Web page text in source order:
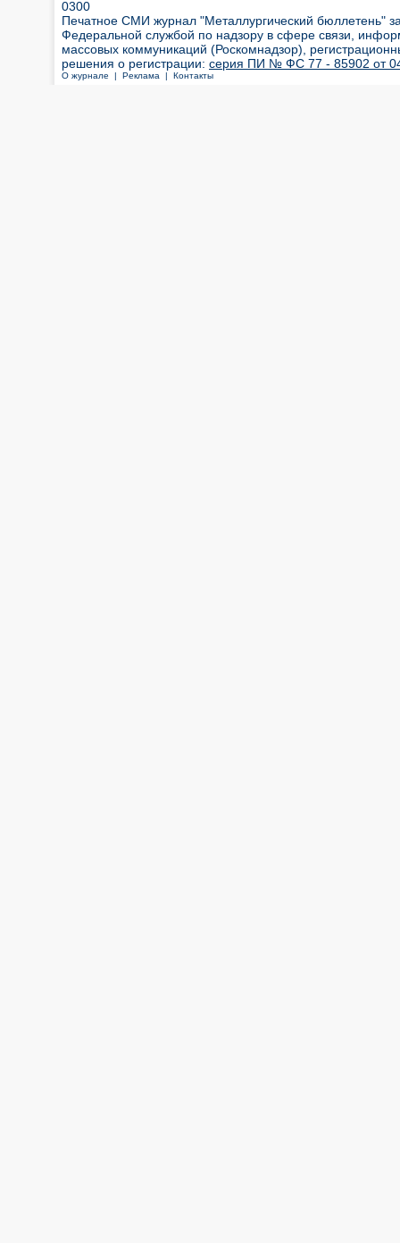
0300
Печатное СМИ журнал "Металлургический бюллетень"
Федеральной службой по надзору в сфере связи,
массовых коммуникаций (Роскомнадзор),
решения о регистрации: серия ПИ № ФС 77 - 85902 от 04
О журнале | Реклама | Контакты